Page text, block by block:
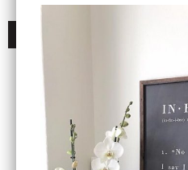
ENDAST 1 ST KVAR I LAGER